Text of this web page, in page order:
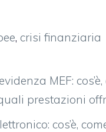
, crisi finanziaria
MEF: cos’è,
prestazioni
cos’è,